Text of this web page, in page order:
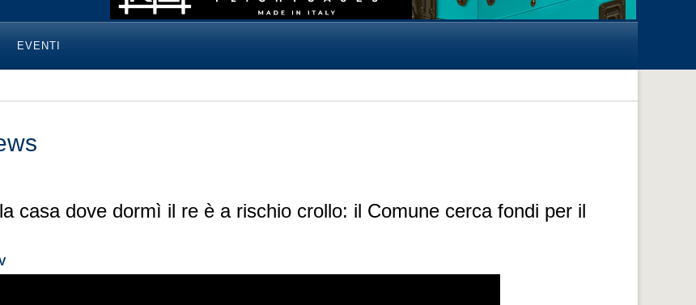
EVENTI
casa dove dormì il re è a rischio crollo: il Comune cerca fondi per il